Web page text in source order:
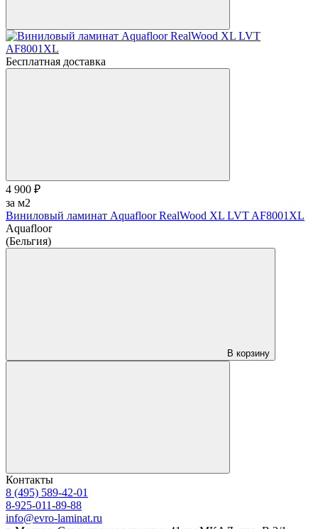
Бесплатная доставка
4 900 ₽
за м2
Виниловый ламинат Aquafloor RealWood XL LVT AF8001XL
Aquafloor
(Бельгия)
В корзину
Контакты
8 (495) 589-42-01
8-925-011-89-88
info@evro-laminat.ru